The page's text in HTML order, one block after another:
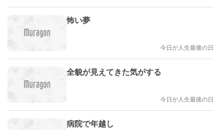
怖い夢
今日が人生最後の日
全貌が見えてきた気がする
今日が人生最後の日
病院で年越し